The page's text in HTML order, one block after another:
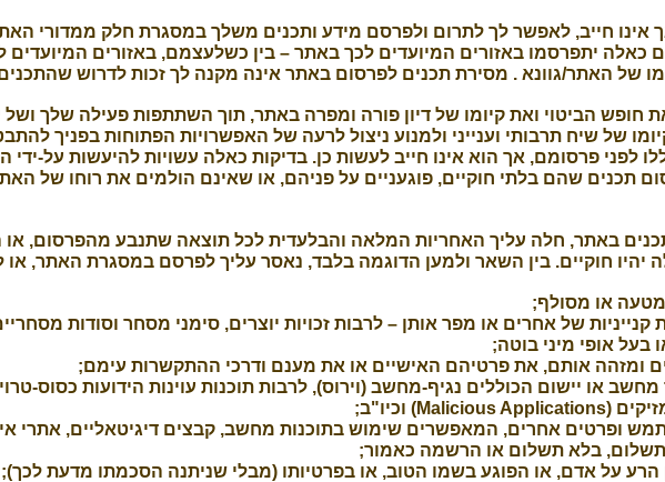
אינו חייב, לאפשר לך לתרום ולפרסם מידע ותכנים משלך במסגרת חלק ממדורי
כאלה יתפרסמו באזורים המיועדים לכך באתר – בין כשלעצמם, באזורים
של האתר/גוונא . מסירת תכנים לפרסום באתר אינה מקנה לך זכות לדרוש שהתכנים
חופש הביטוי ואת קיומו של דיון פורה ומפרה באתר, תוך השתתפות פעילה שלך
של שיח תרבותי וענייני ולמנוע ניצול לרעה של האפשרויות הפתוחות בפניך
לפני פרסומם, אך הוא אינו חייב לעשות כן. בדיקות כאלה עשויות להיעשות על-ידי
תכנים שהם בלתי חוקיים, פוגעניים על פניהם, או שאינם הולמים את רוחו של
יהיו חוקיים. בין השאר ולמען הדוגמה בלבד, נאסר עליך לפרסם במסגרת האתר, או
או מסולף;
קנייניות של אחרים או מפר אותן – לרבות זכויות יוצרים, סימני מסחר וסודות
בעל אופי מיני בוטה;
ומזהה אותם, את פרטיהם האישיים או את מענם ודרכי ההתקשרות עימם;
ופרטים אחרים, המאפשרים שימוש בתוכנות מחשב, קבצים דיגיטאליים, אתרי
בלא תשלום או הרשמה כאמור;
הרע על אדם, או הפוגע בשמו הטוב, או בפרטיותו (מבלי שניתנה הסכמתו מדעת לכך);